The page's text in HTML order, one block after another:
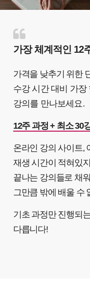
가장 체계적인 12
가격을 낮추기 위한
수강 시간 대비 가장
강의를 만나보세요.
12주 과정 + 최소 30
온라인 강의 사이트,
재생 시간이 적혀있
끝나는 강의들로 채
그만큼 밖에 배울 수
기초 과정만 진행되
다릅니다!